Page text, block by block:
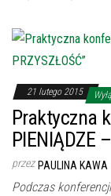
21 lutego 2015
Praktyczna
PIENIĄDZE
przez PAULINA KAWA
Podczas